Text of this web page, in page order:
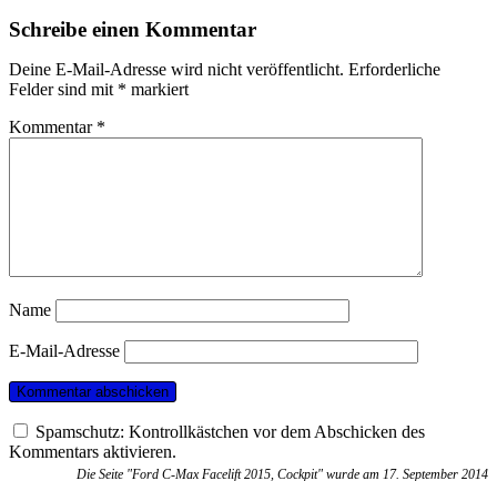
Schreibe einen Kommentar
Deine E-Mail-Adresse wird nicht veröffentlicht. Erforderliche
Felder sind mit * markiert
Kommentar *
Name
E-Mail-Adresse
Spamschutz: Kontrollkästchen vor dem Abschicken des
Kommentars aktivieren.
Die Seite "Ford C-Max Facelift 2015, Cockpit" wurde am 17. September 2014